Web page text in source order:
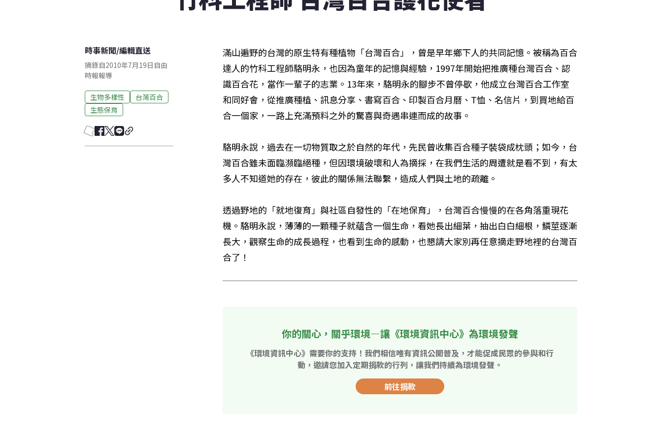
時事新聞/編輯直送
摘錄自2010年7月19日自由
時報報導
生物多樣性
台灣百合
生態保育
滿山遍野的台灣的原生特有種植物「台灣百合」，曾是早年鄉下人的共同記憶。被稱為百合
達人的竹科工程師駱明永，也因為童年的記憶與經驗，1997年開始把推廣種台灣百合、認
識百合花，當作一輩子的志業。13年來，駱明永的腳步不曾停歇，他成立台灣百合工作室
和同好會，從推廣種植、訊息分享、書寫百合、印製百合月曆、T恤、名信片，到買地給百
合一個家，一路上充滿預料之外的驚喜與奇遇串連而成的故事。
駱明永說，過去在一切物質取之於自然的年代，先民曾收集百合種子裝袋成枕頭；如今，台
灣百合雖未面臨瀕臨絕種，但因環境破壞和人為摘採，在我們生活的周遭就是看不到，有太
多人不知道她的存在，彼此的關係無法聯繫，造成人們與土地的疏離。
透過野地的「就地復育」與社區自發性的「在地保育」，台灣百合慢慢的在各角落重現花
機。駱明永說，薄薄的一顆種子就蘊含一個生命，看她長出細葉，抽出白白細根，鱗莖逐漸
長大，觀察生命的成長過程，也看到生命的感動，也懇請大家別再任意摘走野地裡的台灣百
合了！
你的關心，關乎環境—讓《環境資訊中心》為環境發聲
《環境資訊中心》需要你的支持！我們相信唯有資訊公開普及，才能促成民眾的參與和行
動，邀請您加入定期捐款的行列，讓我們持續為環境發聲。
前往捐款